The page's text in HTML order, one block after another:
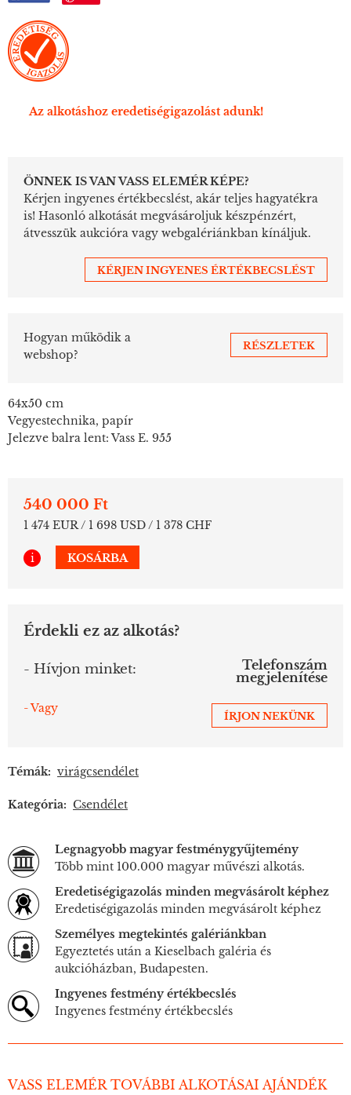
Az alkotáshoz eredetiségigazolást adunk!
ÖNNEK IS VAN VASS ELEMÉR KÉPE?
Kérjen ingyenes értékbecslést, akár teljes hagyatékra
is! Hasonló alkotását megvásároljuk készpénzért,
átvesszük aukcióra vagy webgalériánkban kínáljuk.
KÉRJEN INGYENES ÉRTÉKBECSLÉST
Hogyan működik a
webshop?
RÉSZLETEK
64x50 cm
Vegyestechnika, papír
Jelezve balra lent: Vass E. 955
540 000 Ft
1 474 EUR / 1 698 USD / 1 378 CHF
i KOSÁRBA
Érdekli ez az alkotás?
- Hívjon minket:
Telefonszám
megjelenítése
- Vagy
ÍRJON NEKÜNK
Témák: virágcsendélet
Kategória: Csendélet
Legnagyobb magyar festménygyűjtemény
Több mint 100.000 magyar művészi alkotás.
Eredetiségigazolás minden megvásárolt képhez
Eredetiségigazolás minden megvásárolt képhez
Személyes megtekintés galériánkban
Egyeztetés után a Kieselbach galéria és
aukcióházban, Budapesten.
Ingyenes festmény értékbecslés
Ingyenes festmény értékbecslés
VASS ELEMÉR TOVÁBBI ALKOTÁSAI AJÁNDÉK